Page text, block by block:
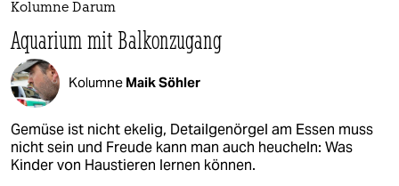
Kolumne Darum
Aquarium mit Balkonzugang
Kolumne Maik Söhler
Gemüse ist nicht ekelig, Detailgenörgel am Essen muss
nicht sein und Freude kann man auch heucheln: Was
Kinder von Haustieren lernen können.